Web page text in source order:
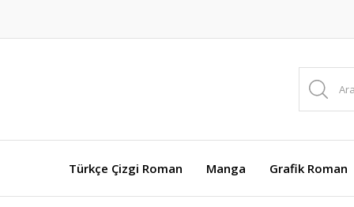
Türkçe Çizgi Roman Manga Grafik Roman